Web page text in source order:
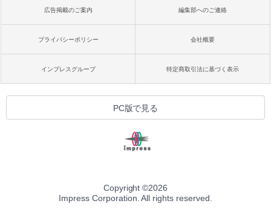
広告掲載のご案内 編集部へのご連絡
プライバシーポリシー 会社概要
インプレスグループ 特定商取引法に基づく表示
PC版で見る
Copyright ©2026
Impress Corporation. All rights reserved.